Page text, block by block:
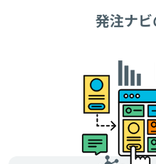
発注ナ